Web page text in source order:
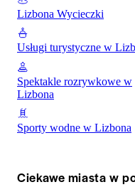
Lizbona Wycieczki
Usługi turystyczne w
Spektakle rozrywkowe w
Lizbona
Sporty wodne w Lizbona
Ciekawe miasta w